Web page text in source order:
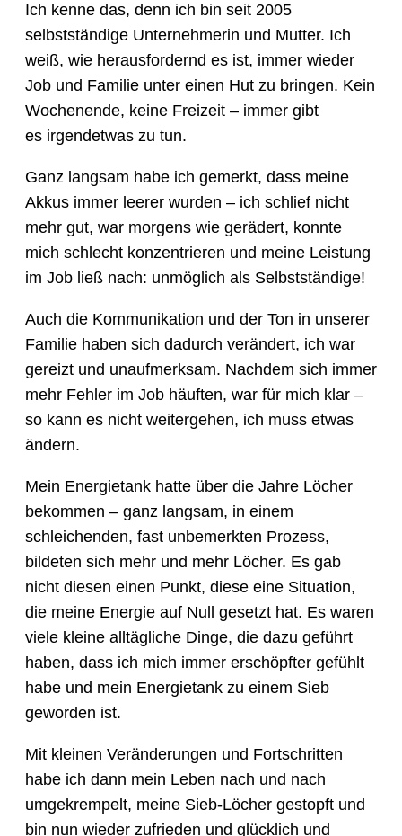
Ich kenne das, denn ich bin seit 2005
selbstständige Unternehmerin und Mutter. Ich
weiß, wie herausfordernd es ist, immer wieder
Job und Familie unter einen Hut zu bringen. Kein
Wochenende, keine Freizeit – immer gibt
es irgendetwas zu tun.
Ganz langsam habe ich gemerkt, dass meine
Akkus immer leerer wurden – ich schlief nicht
mehr gut, war morgens wie gerädert, konnte
mich schlecht konzentrieren und meine Leistung
im Job ließ nach: unmöglich als Selbstständige!
Auch die Kommunikation und der Ton in unserer
Familie haben sich dadurch verändert, ich war
gereizt und unaufmerksam. Nachdem sich immer
mehr Fehler im Job häuften, war für mich klar –
so kann es nicht weitergehen, ich muss etwas
ändern.
Mein Energietank hatte über die Jahre Löcher
bekommen – ganz langsam, in einem
schleichenden, fast unbemerkten Prozess,
bildeten sich mehr und mehr Löcher. Es gab
nicht diesen einen Punkt, diese eine Situation,
die meine Energie auf Null gesetzt hat. Es waren
viele kleine alltägliche Dinge, die dazu geführt
haben, dass ich mich immer erschöpfter gefühlt
habe und mein Energietank zu einem Sieb
geworden ist.
Mit kleinen Veränderungen und Fortschritten
habe ich dann mein Leben nach und nach
umgekrempelt, meine Sieb-Löcher gestopft und
bin nun wieder zufrieden und glücklich und